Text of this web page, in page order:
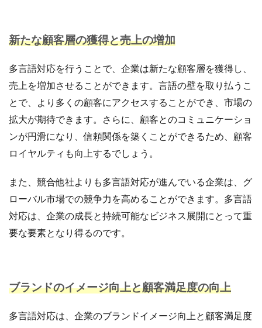
新たな顧客層の獲得と売上の増加
多言語対応を行うことで、企業は新たな顧客層を獲得し、
売上を増加させることができます。言語の壁を取り払うこ
とで、より多くの顧客にアクセスすることができ、市場の
拡大が期待できます。さらに、顧客とのコミュニケーショ
ンが円滑になり、信頼関係を築くことができるため、顧客
ロイヤルティも向上するでしょう。
また、競合他社よりも多言語対応が進んでいる企業は、グ
ローバル市場での競争力を高めることができます。多言語
対応は、企業の成長と持続可能なビジネス展開にとって重
要な要素となり得るのです。
ブランドのイメージ向上と顧客満足度の向上
多言語対応は、企業のブランドイメージ向上と顧客満足度